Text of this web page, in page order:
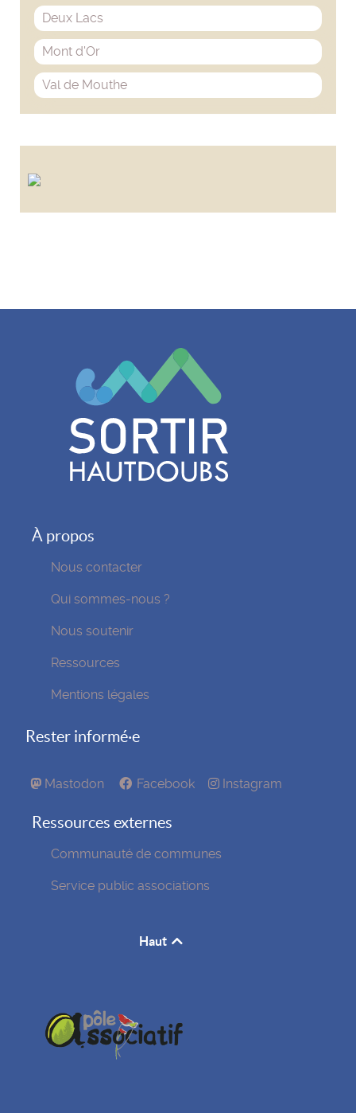
Deux Lacs
Mont d'Or
Val de Mouthe
À propos
Nous contacter
Qui sommes-nous ?
Nous soutenir
Ressources
Mentions légales
Rester informé·e
Mastodon Facebook Instagram
Ressources externes
Communauté de communes
Service public associations
Haut